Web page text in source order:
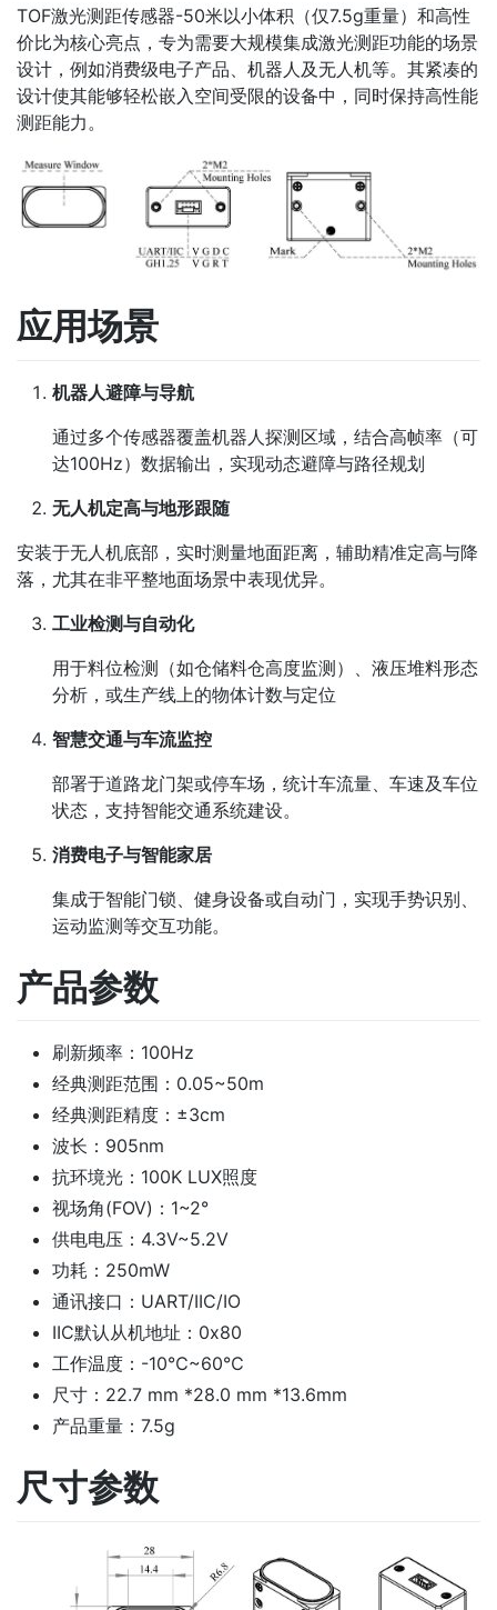
TOF激光测距传感器-50米以小体积（仅7.5g重量）和高性
价比为核心亮点，专为需要大规模集成激光测距功能的场景
设计，例如消费级电子产品、机器人及无人机等。其紧凑的
设计使其能够轻松嵌入空间受限的设备中，同时保持高性能
测距能力。
应用场景
机器人避障与导航
通过多个传感器覆盖机器人探测区域，结合高帧率（可
达100Hz）数据输出，实现动态避障与路径规划
无人机定高与地形跟随
安装于无人机底部，实时测量地面距离，辅助精准定高与降
落，尤其在非平整地面场景中表现优异。
工业检测与自动化
用于料位检测（如仓储料仓高度监测）、液压堆料形态
分析，或生产线上的物体计数与定位
智慧交通与车流监控
部署于道路龙门架或停车场，统计车流量、车速及车位
状态，支持智能交通系统建设。
消费电子与智能家居
集成于智能门锁、健身设备或自动门，实现手势识别、
运动监测等交互功能。
产品参数
刷新频率：100Hz
经典测距范围：0.05~50m
经典测距精度：±3cm
波长：905nm
抗环境光：100K LUX照度
视场角(FOV)：1~2°
供电电压：4.3V~5.2V
功耗：250mW
通讯接口：UART/IIC/IO
IIC默认从机地址：0x80
工作温度：-10℃~60℃
尺寸：22.7 mm *28.0 mm *13.6mm
产品重量：7.5g
尺寸参数